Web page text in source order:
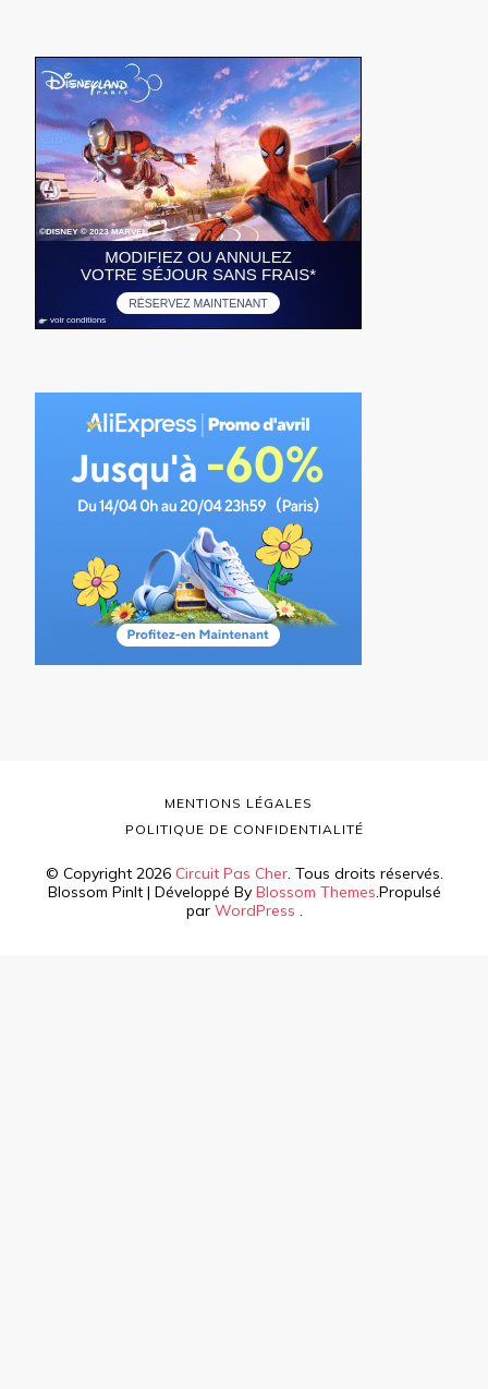
© Copyright 2026 Circuit Pas Cher. Tous droits réservés.
Blossom PinIt | Développé By Blossom Themes .Propulsé
par WordPress
MENTIONS LÉGALES
POLITIQUE DE CONFIDENTIALITÉ